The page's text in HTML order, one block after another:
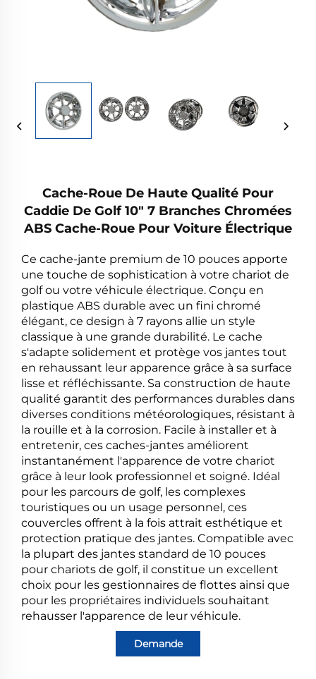
Cache-Roue De Haute Qualité Pour
Caddie De Golf 10" 7 Branches Chromées
ABS Cache-Roue Pour Voiture Électrique
Ce cache-jante premium de 10 pouces apporte
une touche de sophistication à votre chariot de
golf ou votre véhicule électrique. Conçu en
plastique ABS durable avec un fini chromé
élégant, ce design à 7 rayons allie un style
classique à une grande durabilité. Le cache
s'adapte solidement et protège vos jantes tout
en rehaussant leur apparence grâce à sa surface
lisse et réfléchissante. Sa construction de haute
qualité garantit des performances durables dans
diverses conditions météorologiques, résistant à
la rouille et à la corrosion. Facile à installer et à
entretenir, ces caches-jantes améliorent
instantanément l'apparence de votre chariot
grâce à leur look professionnel et soigné. Idéal
pour les parcours de golf, les complexes
touristiques ou un usage personnel, ces
couvercles offrent à la fois attrait esthétique et
protection pratique des jantes. Compatible avec
la plupart des jantes standard de 10 pouces
pour chariots de golf, il constitue un excellent
choix pour les gestionnaires de flottes ainsi que
pour les propriétaires individuels souhaitant
rehausser l'apparence de leur véhicule.
Demande